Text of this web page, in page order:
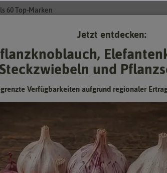
60 Top-Marken
Schnittsellerie Gewone Snij
01/2024]
Jetzt entdecken:
und
Verfügbarkeiten aufgrund regionaler